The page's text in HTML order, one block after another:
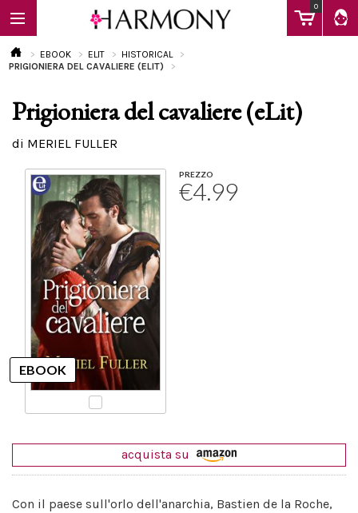
0
EBOOK
Calendario
EBOOK ELIT
HISTORICAL
PRIGIONIERA DEL CAVALIERE (ELIT)
Prigioniera del cavaliere (eLit)
di MERIEL FULLER
PREZZO
€4.99
acquista su
Con il paese sull'orlo dell'anarchia, Bastien de la Roche,